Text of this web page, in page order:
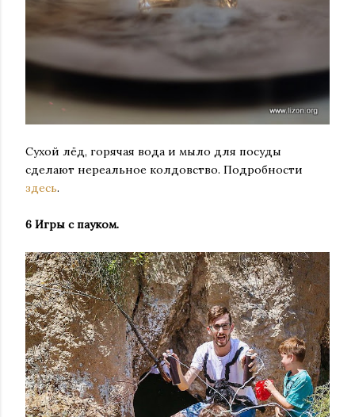
Сухой лёд, горячая вода и мыло для посуды
сделают нереальное колдовство. Подробности
здесь.
6️ Игры с пауком.